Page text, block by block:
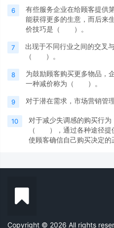
6
有些服务企业在给顾客提供
能获得更多的生意，而后来
价技巧是（ ）。
7
出现于不同行业之间的交叉
（ ）。
8
为鼓励顾客购买更多物品，
一种减价称为（ ）。
9 对于潜在需求，市场营销
10
对于减少失调感的购买行
（ ），通过各种途径提
使顾客确信自己购买决定的
Copyright © 2026 All rights